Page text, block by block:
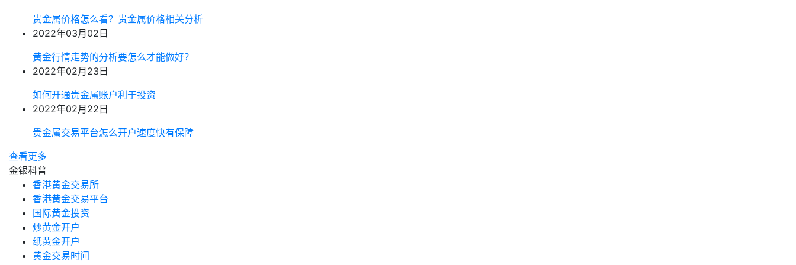
贵金属价格怎么看？贵金属价格相关分析
2022年03月02日
黄金行情走势的分析要怎么才能做好？
2022年02月23日
如何开通贵金属账户利于投资
2022年02月22日
贵金属交易平台怎么开户速度快有保障
查看更多
金银科普
香港黄金交易所
香港黄金交易平台
国际黄金投资
炒黄金开户
纸黄金开户
黄金交易时间